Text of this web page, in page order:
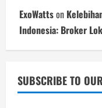
ExoWattson
Indonesia: Broker
SUBSCRIBE TO